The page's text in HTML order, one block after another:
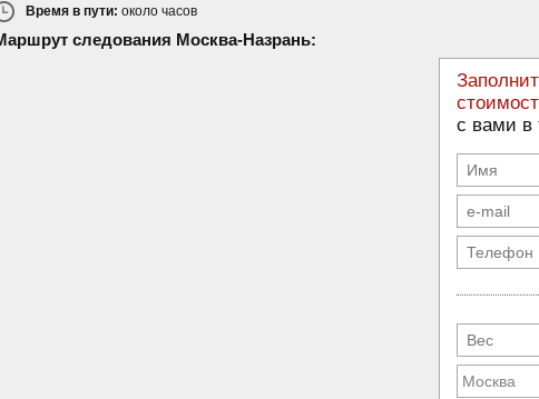
Время в пути: около часов
следования Москва-Назрань:
с вами в